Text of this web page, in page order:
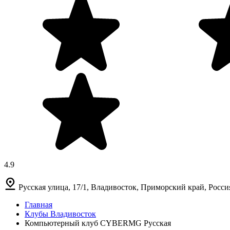
4.9
Русская улица, 17/1, Владивосток, Приморский край,
Главная
Клубы Владивосток
Компьютерный клуб CYBERMG Русская